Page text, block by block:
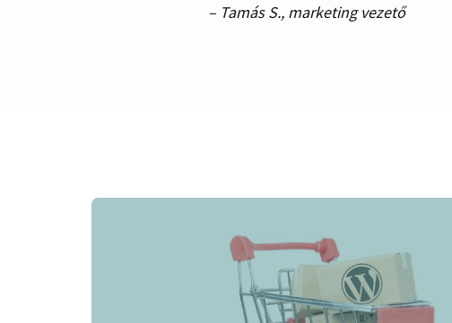
– Tamás S., marketing vezető